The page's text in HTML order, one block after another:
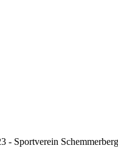
- Sportverein